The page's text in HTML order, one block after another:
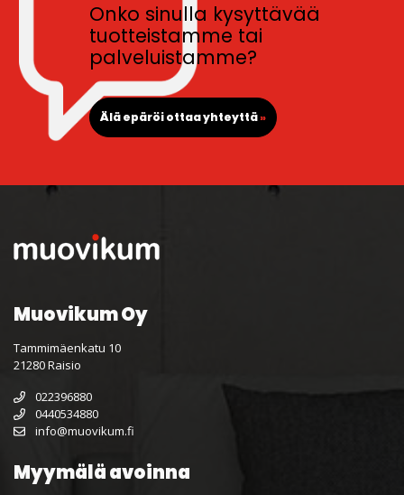
Onko sinulla kysyttävää
tuotteistamme tai
palveluistamme?
Älä epäröi ottaa yhteyttä»
Muovikum Oy
Tammimäenkatu 10
21280 Raisio
022396880
0440534880
info@muovikum.fi
Myymälä avoinna